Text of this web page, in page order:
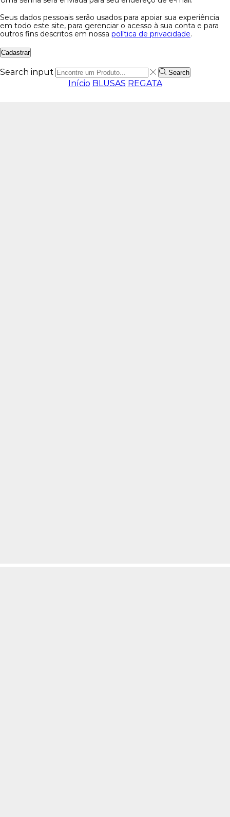
Seus dados pessoais serão usados para apoiar sua experiência
em todo este site, para gerenciar o acesso à sua conta e para
outros fins descritos em nossa política de privacidade.
Cadastrar
Search input Search
Início BLUSAS REGATA